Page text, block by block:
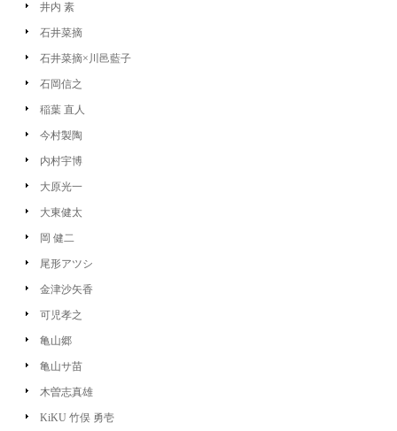
井内 素
石井菜摘
石井菜摘×川邑藍子
石岡信之
稲葉 直人
今村製陶
内村宇博
大原光一
大東健太
岡 健二
尾形アツシ
金津沙矢香
可児孝之
亀山郷
亀山サ苗
木曽志真雄
KiKU 竹俣 勇壱